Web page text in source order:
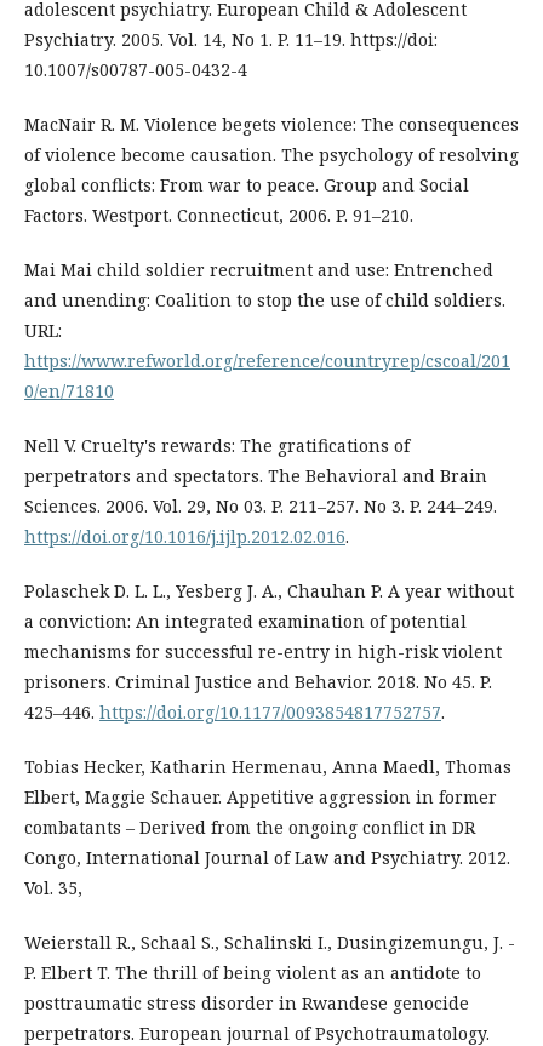
adolescent psychiatry. European Child & Adolescent
Psychiatry. 2005. Vol. 14, No 1. P. 11–19. https://doi:
10.1007/s00787-005-0432-4
MacNair R. M. Violence begets violence: The consequences
of violence become causation. The psychology of resolving
global conflicts: From war to peace. Group and Social
Factors. Westport. Connecticut, 2006. P. 91–210.
Mai Mai child soldier recruitment and use: Entrenched
and unending: Coalition to stop the use of child soldiers.
URL:
https://www.refworld.org/reference/countryrep/cscoal/201
0/en/71810
Nell V. Cruelty's rewards: The gratifications of
perpetrators and spectators. The Behavioral and Brain
Sciences. 2006. Vol. 29, No 03. P. 211–257. No 3. P. 244–249.
https://doi.org/10.1016/j.ijlp.2012.02.016.
Polaschek D. L. L., Yesberg J. A., Chauhan P. A year without
a conviction: An integrated examination of potential
mechanisms for successful re-entry in high-risk violent
prisoners. Criminal Justice and Behavior. 2018. No 45. P.
425–446. https://doi.org/10.1177/0093854817752757.
Tobias Hecker, Katharin Hermenau, Anna Maedl, Thomas
Elbert, Maggie Schauer. Appetitive aggression in former
combatants – Derived from the ongoing conflict in DR
Congo, International Journal of Law and Psychiatry. 2012.
Vol. 35,
Weierstall R., Schaal S., Schalinski I., Dusingizemungu, J. -
P. Elbert T. The thrill of being violent as an antidote to
posttraumatic stress disorder in Rwandese genocide
perpetrators. European journal of Psychotraumatology.